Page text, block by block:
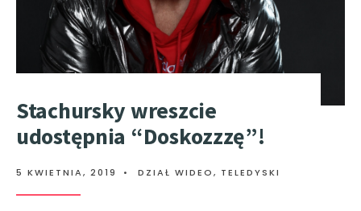
Stachursky wreszcie
udostępnia “Doskozzzę”!
5 KWIETNIA, 2019 • DZIAŁ WIDEO, TELEDYSKI